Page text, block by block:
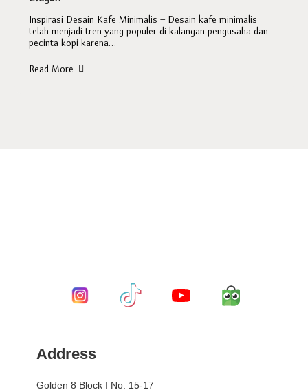
Inspirasi Desain Kafe Minimalis – Desain kafe minimalis
telah menjadi tren yang populer di kalangan pengusaha dan
pecinta kopi karena…
Read More
Address
Golden 8 Block I No. 15-17